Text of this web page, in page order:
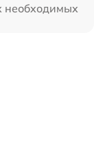
необходимых